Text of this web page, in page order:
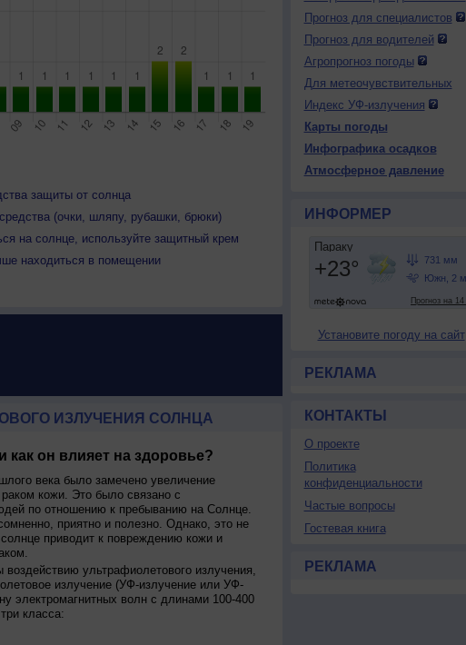
защиты от солнца
(очки, шляпу, рубашки, брюки)
на солнце, используйте защитный крем
находиться в помещении
ИЗЛУЧЕНИЯ СОЛНЦА
как он влияет на здоровье?
века было замечено увеличение
кожи. Это было связано с
по отношению к пребыванию на Солнце.
приятно и полезно. Однако, это не
приводит к повреждению кожи и
ультрафиолетового излучения,
излучение (УФ-излучение или УФ-
электромагнитных волн с длинами 100-400
класса:
Прогноз для специалистов
Прогноз для водителей
Агропрогноз погоды
Для метеочувствительных
Индекс УФ-излучения
Карты погоды
Инфографика осадков
Атмосферное давление
ИНФОРМЕР
Установите погоду на сайт
РЕКЛАМА
КОНТАКТЫ
О проекте
Политика
конфиденциальности
Частые вопросы
Гостевая книга
РЕКЛАМА